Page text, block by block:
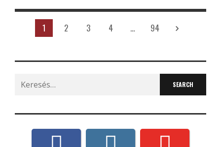
1 2 3 4 … 94
Search
for: